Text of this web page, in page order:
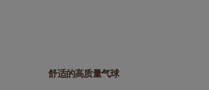
舒适的高质量气球